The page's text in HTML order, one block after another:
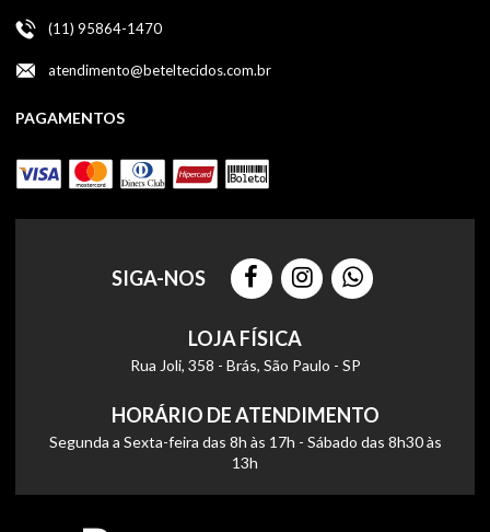
(11) 95864-1470
atendimento@beteltecidos.com.br
PAGAMENTOS
SIGA-NOS
LOJA FÍSICA
Rua Joli, 358 - Brás, São Paulo - SP
HORÁRIO DE ATENDIMENTO
Segunda a Sexta-feira das 8h às 17h - Sábado das 8h30 às
13h